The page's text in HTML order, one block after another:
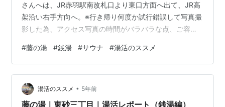
さんへは、JR赤羽駅南改札口より東口方面へ出て、JR高
架沿い右手方向へ。※行き帰り何度か試行錯誤して写真撮
影した為、アクセス写真の時間がバラバラな点、ご容赦
右折。 この先、稲田小学校交差点が見えて来たら、後も
うちょっとです。 本来でしたら、稲田小学校の手前を左
折する下の図が最適ルートかと思います。 私は稲田小学
校の先を左折した為、直進出来ず住宅街の中をグルグル
回ったので、稲田小学校手前で左折し、北運動公園の…
#藤の湯 #銭湯 #サウナ #湯活のススメ
湯活のススメ • 5年前
藤の湯｜東砂三丁目｜湯活レポート（銭湯編）